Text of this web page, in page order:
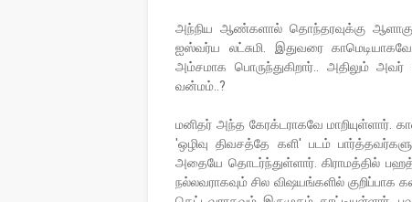
அந்நிய ஆண்களால் தொந்தரவுக்கு
ஐஸ்வர்ய லட்சுமி. இதுவரை
அம்சமாக பொருந்துகிறார்.. அதிலும்
வன்மம்..?
மனிதர் அந்த கேரக்டராகவே மாறியுள்ளார்.
'ஒழிவு திவசத்தே களி' படம்
அதையே தொடர்ந்துள்ளார். கிராமத்தில்
நல்லவராகவும் சில விஷயங்களில் குறிப்பாக